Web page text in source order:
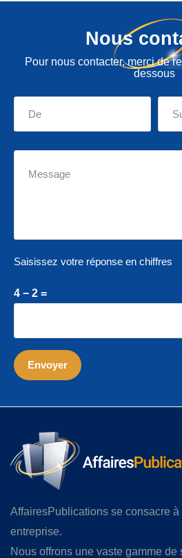
Nous
Pour nous contacter, merci de
dessous
Saisissez votre réponse en chiffres
4 − 2 =
AffairesPublications se consacre à
entreprise.
Nous offrons une vaste gamme de